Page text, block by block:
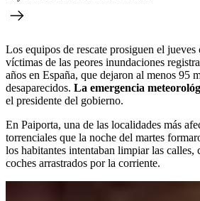
Los equipos de rescate prosiguen el jueves
víctimas de las peores inundaciones
años en España, que dejaron al menos 95
desaparecidos. La emergencia
el presidente del gobierno.
En Paiporta, una de las localidades más
torrenciales que la noche del martes
los habitantes intentaban limpiar las calles,
coches arrastrados por la corriente.